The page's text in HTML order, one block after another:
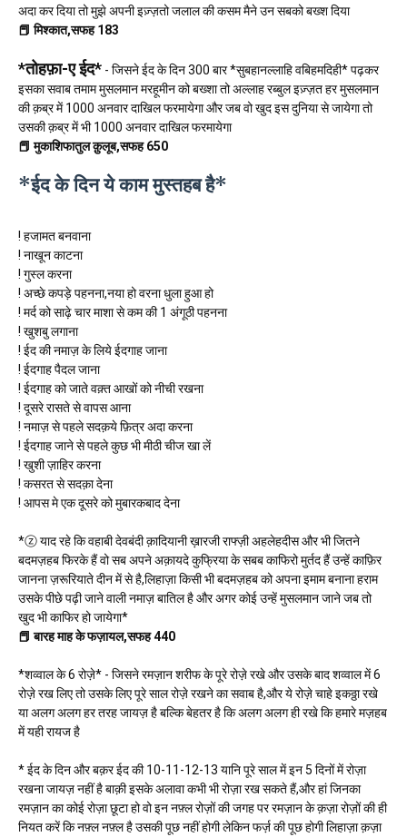
अदा कर दिया तो मुझे अपनी इज़्ज़तो जलाल की कसम मैने उन सबको बख्श दिया
📕 मिश्कात,सफह 183
*तोहफ़ा-ए ईद* - जिसने ईद के दिन 300 बार *सुबहानल्लाहि वबिहमदिही* पढ़कर
इसका सवाब तमाम मुसलमान मरहूमीन को बख्शा तो अल्लाह रब्बुल इज़्ज़त हर मुसलमान
की क़ब्र में 1000 अनवार दाखिल फरमायेगा और जब वो खुद इस दुनिया से जायेगा तो
उसकी क़ब्र में भी 1000 अनवार दाखिल फरमायेगा
📕 मुकाशिफातुल क़ुलूब,सफह 650
*ईद के दिन ये काम मुस्तहब है*
! हजामत बनवाना
! नाखून काटना
! गुस्ल करना
! अच्छे कपड़े पहनना,नया हो वरना धुला हुआ हो
! मर्द को साढ़े चार माशा से कम की 1 अंगूठी पहनना
! खुशबु लगाना
! ईद की नमाज़ के लिये ईदगाह जाना
! ईदगाह पैदल जाना
! ईदगाह को जाते वक़्त आखों को नीची रखना
! दूसरे रासते से वापस आना
! नमाज़ से पहले सदक़ये फ़ित्र अदा करना
! ईदगाह जाने से पहले कुछ भी मीठी चीज खा लें
! खुशी ज़ाहिर करना
! कसरत से सदक़ा देना
! आपस मे एक दूसरे को मुबारकबाद देना
*ⓩ याद रहे कि वहाबी देवबंदी क़ादियानी ख़ारजी राफ्ज़ी अहलेहदीस और भी जितने
बदमज़हब फिरके हैं वो सब अपने अक़ायदे कुफ्रिया के सबब काफिरो मुर्तद हैं उन्हें काफ़िर
जानना ज़रूरियाते दीन में से है,लिहाज़ा किसी भी बदमज़हब को अपना इमाम बनाना हराम
उसके पीछे पढ़ी जाने वाली नमाज़ बातिल है और अगर कोई उन्हें मुसलमान जाने जब तो
खुद भी काफिर हो जायेगा*
📕 बारह माह के फज़ायल,सफह 440
*शव्वाल के 6 रोज़े* - जिसने रमज़ान शरीफ के पूरे रोज़े रखे और उसके बाद शव्वाल में 6
रोज़े रख लिए तो उसके लिए पूरे साल रोज़े रखने का सवाब है,और ये रोज़े चाहे इकठ्ठा रखे
या अलग अलग हर तरह जायज़ है बल्कि बेहतर है कि अलग अलग ही रखे कि हमारे मज़हब
में यही रायज है
* ईद के दिन और बक़र ईद की 10-11-12-13 यानि पूरे साल में इन 5 दिनों में रोज़ा
रखना जायज़ नहीं है बाक़ी इसके अलावा कभी भी रोज़ा रख सकते हैं,और हां जिनका
रमज़ान का कोई रोज़ा छूटा हो वो इन नफ़्ल रोज़ों की जगह पर रमज़ान के क़ज़ा रोज़ों की ही
नियत करें कि नफ़्ल नफ़्ल है उसकी पूछ नहीं होगी लेकिन फर्ज़ की पूछ होगी लिहाज़ा क़ज़ा